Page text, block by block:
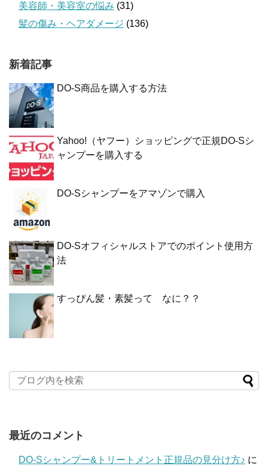
美容師・美容室の悩み (31)
髪の傷み・ヘアダメージ (136)
新着記事
DO-S商品を購入する方法
Yahoo!（ヤフー）ショッピングで正規DO-Sシ
ャンプーを購入する
DO-Sシャンプーをアマゾンで購入
DO-Sオフィシャルストアでのポイント使用方
法
すっぴん髪・素髪って なに？？
最近のコメント
DO-Sシャンプー&トリートメント正規品の見分け方♪ に